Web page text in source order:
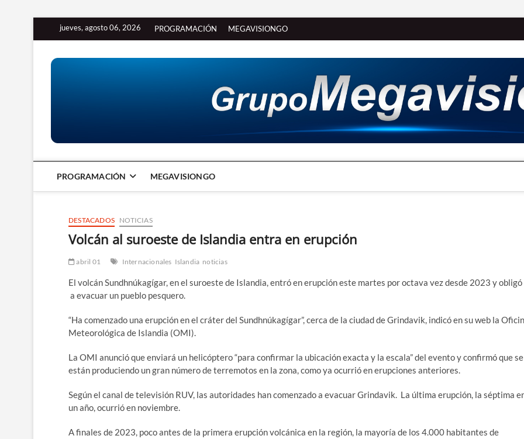
jueves, agosto 06, 2026 PROGRAMACIÓN MEGAVISIONGO
PROGRAMACIÓN MEGAVISIONGO
DESTACADOS NOTICIAS
Volcán al suroeste de Islandia entra en erupción
abril 01 Internacionales Islandia noticias
El volcán Sundhnúkagígar, en el suroeste de Islandia, entró en erupción este martes por octava vez desde 2023 y obligó
a evacuar un pueblo pesquero.
“Ha comenzado una erupción en el cráter del Sundhnúkagígar”, cerca de la ciudad de Grindavik, indicó en su web la
Meteorológica de Islandia (OMI).
La OMI anunció que enviará un helicóptero “para confirmar la ubicación exacta y la escala” del evento y confirmó que se
están produciendo un gran número de terremotos en la zona, como ya ocurrió en erupciones anteriores.
Según el canal de televisión RUV, las autoridades han comenzado a evacuar Grindavik. La última erupción, la séptima
un año, ocurrió en noviembre.
A finales de 2023, poco antes de la primera erupción volcánica en la región, la mayoría de los 4.000 habitantes de